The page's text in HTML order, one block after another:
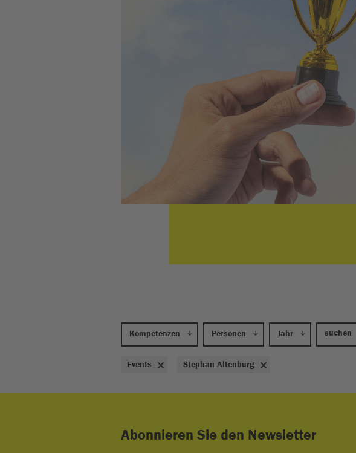
Kompetenzen Personen Jahr
events Stephan Altenburg
Abonnieren Sie den Newsletter